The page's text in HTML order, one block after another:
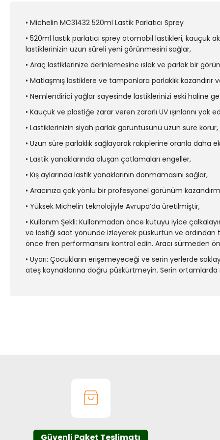
• Michelin MC31432 520ml Lastik Parlatıcı Sprey
• 520ml lastik parlatıcı sprey otomobil lastikleri,
lastiklerinizin uzun süreli yeni görünmesini sağlar,
• Araç lastiklerinize derinlemesine ıslak ve parlak bir
• Matlaşmış lastiklere ve tamponlara parlaklık
• Nemlendirici yağlar sayesinde lastiklerinizi eski haline
• Kauçuk ve plastiğe zarar veren zararlı UV ışınlarını
• Lastiklerinizin siyah parlak görüntüsünü uzun süre
• Uzun süre parlaklık sağlayarak rakiplerine oranla daha
• Lastik yanaklarında oluşan çatlamaları engeller,
• Kış aylarında lastik yanaklarının donmamasını sağlar,
• Aracınıza çok yönlü bir profesyonel görünüm
• Yüksek Michelin teknolojiyle Avrupa’da üretilmiştir,
• Kullanım Şekli: Kullanmadan önce kutuyu iyice
ve lastiği saat yönünde izleyerek püskürtün ve ardından
önce fren performansını kontrol edin. Aracı sürmeden
• Uyarı: Çocukların erişemeyeceği ve serin yerlerde
ateş kaynaklarına doğru püskürtmeyin. Serin
Ürün fiyatı diğer sitelerden daha pahalı.
Güvenli Paket Teslimatı